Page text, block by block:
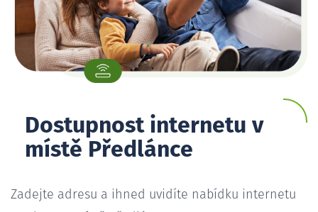
Dostupnost internetu v
místě Předlánce
Zadejte adresu a ihned uvidíte nabídku internetu